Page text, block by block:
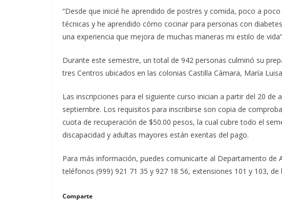
“Desde que inicié he aprendido de postres y comida, poco a
técnicas y he aprendido cómo cocinar para personas con
una experiencia que mejora de muchas maneras mi estilo de
Durante este semestre, un total de 942 personas culminó su
tres Centros ubicados en las colonias Castilla Cámara, María
Las inscripciones para el siguiente curso inician a partir del 20 de
septiembre. Los requisitos para inscribirse son copia de
cuota de recuperación de $50.00 pesos, la cual cubre todo el
discapacidad y adultas mayores están exentas del pago.
Para más información, puedes comunicarte al Departamento de
teléfonos (999) 921 71 35 y 927 18 56, extensiones 101 y 103,
Comparte